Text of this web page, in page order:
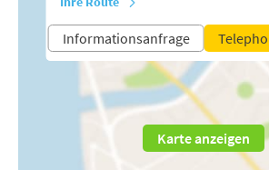
Informationsanfrage
Karte anzeigen